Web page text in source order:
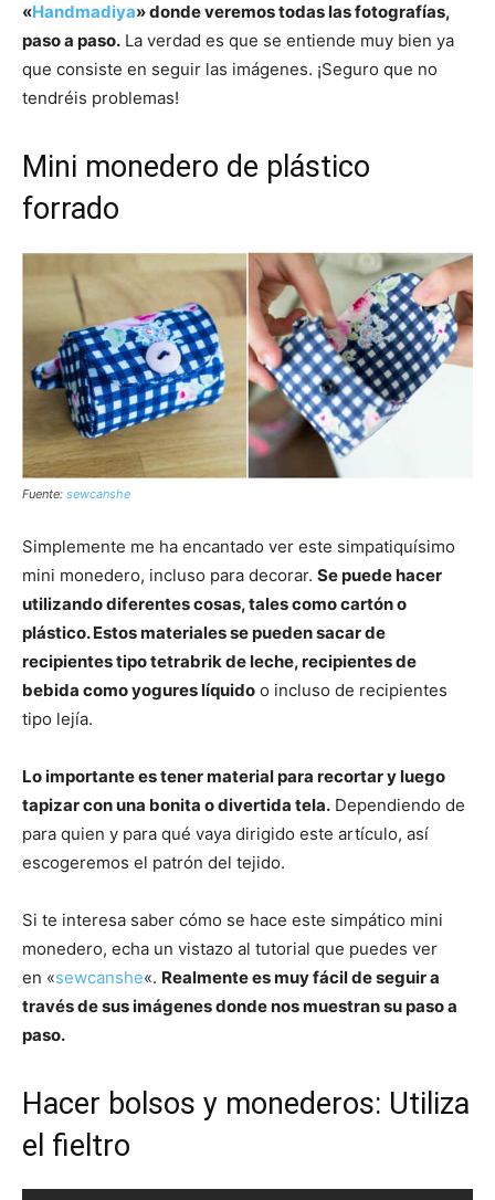
«Handmadiya» donde veremos todas las fotografías,
paso a paso. La verdad es que se entiende muy bien ya
que consiste en seguir las imágenes. ¡Seguro que no
tendréis problemas!
Mini monedero de plástico
forrado
Fuente: sewcanshe
Simplemente me ha encantado ver este simpatiquísimo
mini monedero, incluso para decorar. Se puede hacer
utilizando diferentes cosas, tales como cartón o
plástico. Estos materiales se pueden sacar de
recipientes tipo tetrabrik de leche, recipientes de
bebida como yogures líquido o incluso de recipientes
tipo lejía.
Lo importante es tener material para recortar y luego
tapizar con una bonita o divertida tela. Dependiendo de
para quien y para qué vaya dirigido este artículo, así
escogeremos el patrón del tejido.
Si te interesa saber cómo se hace este simpático mini
monedero, echa un vistazo al tutorial que puedes ver
en «sewcanshe«. Realmente es muy fácil de seguir a
través de sus imágenes donde nos muestran su paso a
paso.
Hacer bolsos y monederos: Utiliza
el fieltro